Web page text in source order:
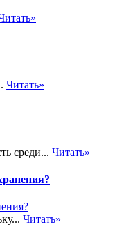
Читать»
среди... Читать»
Читать»